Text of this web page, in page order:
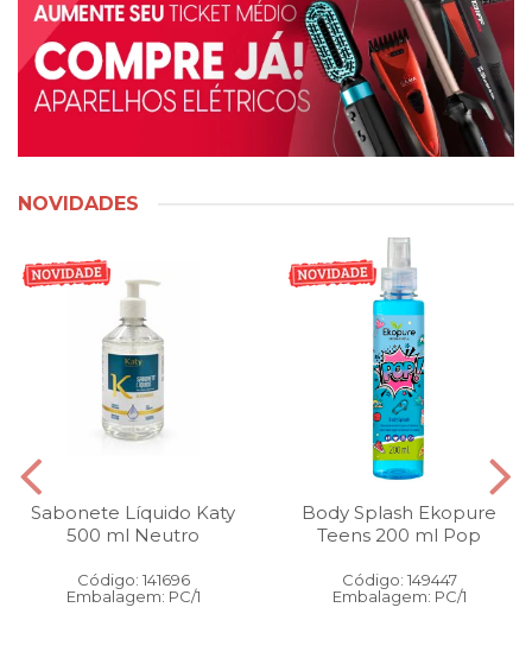
NOVIDADES
Sabonete Líquido Katy
500 ml Neutro
Código: 141696
Embalagem: PC/1
Body Splash Ekopure
Teens 200 ml Pop
Código: 149447
Embalagem: PC/1